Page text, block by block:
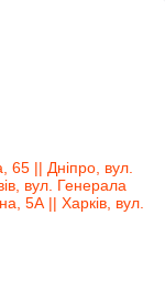
65 || Дніпро, вул.
вул. Генерала
5А || Харків, вул.